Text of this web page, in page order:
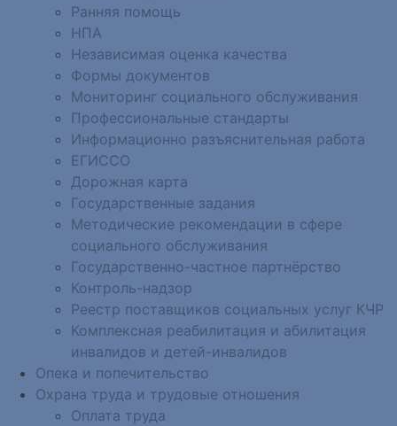
Ранняя помощь
НПА
Независимая оценка качества
Формы документов
Мониторинг социального обслуживания
Профессиональные стандарты
Информационно разъяснительная работа
ЕГИССО
Дорожная карта
Государственные задания
Методические рекомендации в сфере
социального обслуживания
Государственно-частное партнёрство
Контроль-надзор
Реестр поставщиков социальных услуг КЧР
Комплексная реабилитация и абилитация
инвалидов и детей-инвалидов
Опека и попечительство
Охрана труда и трудовые отношения
Оплата труда